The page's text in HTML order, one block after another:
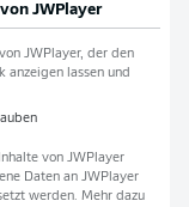
JWPlayer
JWPlayer, der den
lassen und
von JWPlayer
Daten an JWPlayer
werden. Mehr dazu